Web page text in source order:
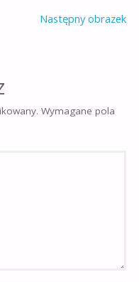
Następny obrazek
Wymagane pola